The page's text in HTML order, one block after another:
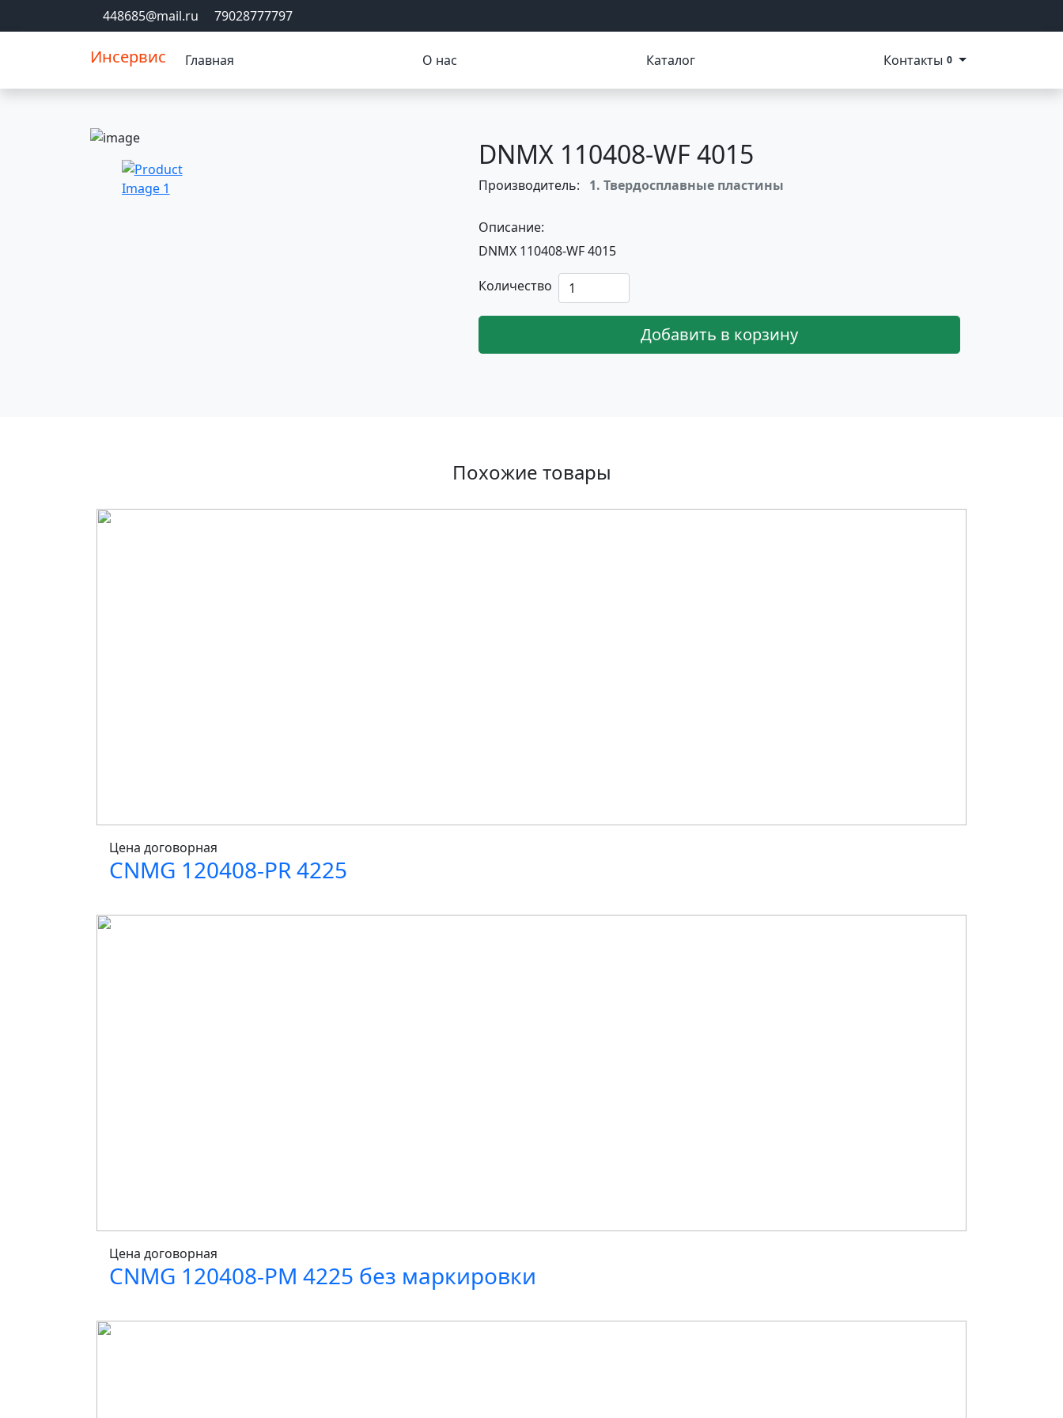
448685@mail.ru 79028777797
Инсервис Главная О нас Каталог Контакты 0
DNMX 110408-WF 4015
Производитель: 1. Твердосплавные пластины
Описание:
DNMX 110408-WF 4015
Количество
Добавить в корзину
Похожие товары
Цена договорная
CNMG 120408-PR 4225
Цена договорная
CNMG 120408-PM 4225 без маркировки